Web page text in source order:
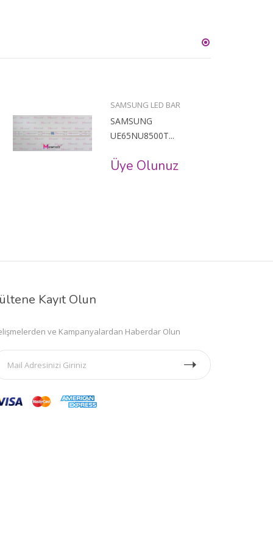
SAMSUNG LED BAR
SAMSUNG
UE65NU8500T...
Üye Olunuz
Kayıt Olun
ve Kampanyalardan Haberdar Olun